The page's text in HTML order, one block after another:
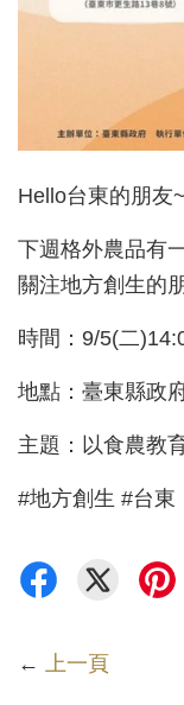
Hello台東的朋友~
下週格外農品有
關注地方創生的
時間：9/5(二
地點：臺東縣政
主題：以食農教
#地方創生 #台東
← 上一頁